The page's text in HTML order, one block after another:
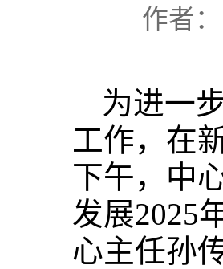
作者
为进一
工作，在
下午，中
发展2025
心主任孙